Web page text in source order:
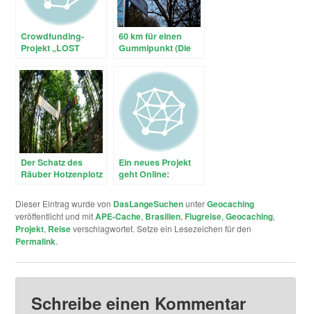
Crowdfunding-
Projekt „LOST
Geocaching Shop
Berlin“
60 km für einen
Gummipunkt (Die
einmal rauf und
wieder runter)
Der Schatz des
Räuber Hotzenplotz
den Wupperbergen
Ein neues Projekt
geht Online:
Dieser Eintrag wurde von DasLangeSuchenunterGeocaching
veröffentlicht und mitAPE-Cache, Brasilien,Flugreise,Geocaching,
Projekt, Reiseverschlagwortet. Setze ein Lesezeichen für den
Permalink.
Schreibe einen Kommentar